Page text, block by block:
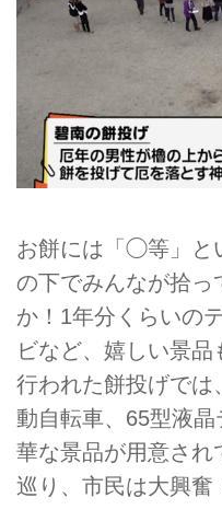
お餅には「◯等」と
の下でみんなが拾っ
か！1年分くらいの
ビなど、嬉しい景
行われた餅投げでは
動自転車、65型液
華な景品が用意され
巡り、市民は大興奮